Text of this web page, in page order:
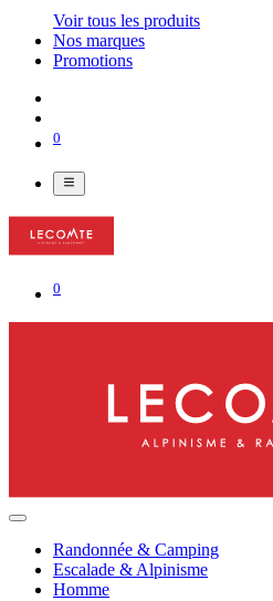
Voir tous les produits
Nos marques
Promotions
0
0
Randonnée & Camping
Escalade & Alpinisme
Homme